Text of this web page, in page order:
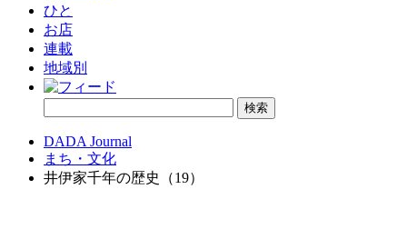
ひと
お店
連載
地域別
DADA Journal
まち・文化
井伊家千年の歴史（19）